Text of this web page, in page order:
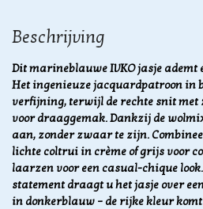
Beschrijving
Dit marineblauwe IVKO jasje
Het ingenieuze jacquardpatroon in
verfijning, terwijl de rechte snit met
voor draaggemak. Dankzij de
aan, zonder zwaar te zijn.
lichte coltrui in crème of grijs voor
laarzen voor een casual-chique
statement draagt u het jasje over
in donkerblauw – de rijke kleur